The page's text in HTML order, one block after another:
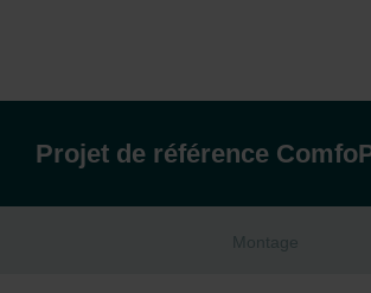
Projet de référence
Montage